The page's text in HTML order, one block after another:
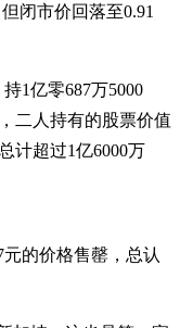
闭市价回落至0.91
1亿零687万5000
二人持有的股票价值
计超过1亿6000万
的价格售罄，总认